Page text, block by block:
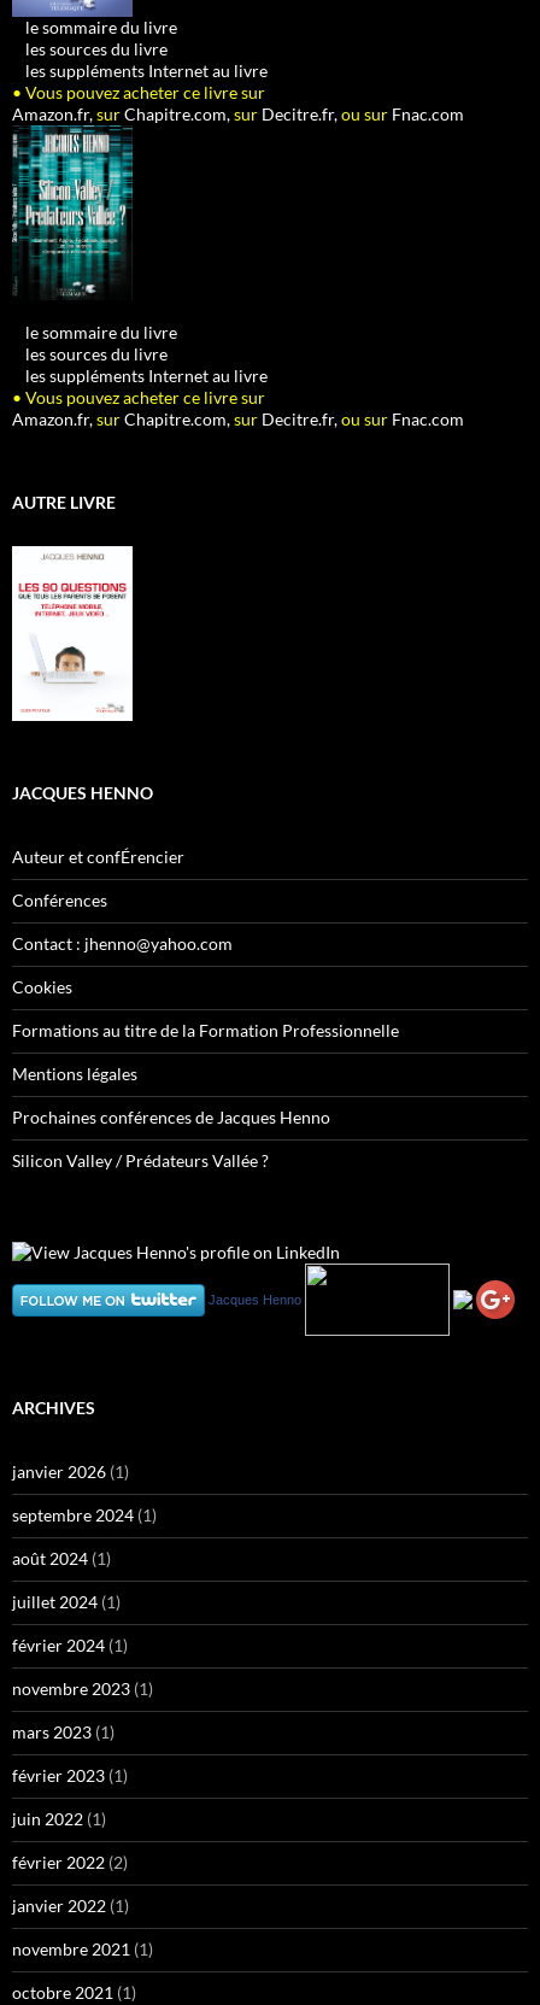
le sommaire du livre
les sources du livre
les suppléments Internet au livre
• Vous pouvez acheter ce livre sur
Amazon.fr,surChapitre.com,sur Decitre.fr,ou sur Fnac.com
le sommaire du livre
les sources du livre
les suppléments Internet au livre
• Vous pouvez acheter ce livre sur
Amazon.fr,surChapitre.com,sur Decitre.fr,ou sur Fnac.com
AUTRE LIVRE
JACQUES HENNO
Auteur et confÉrencier
Conférences
Contact : jhenno@yahoo.com
Cookies
Formations au titre de la Formation Professionnelle
Mentions légales
Prochaines conférences de Jacques Henno
Silicon Valley / Prédateurs Vallée ?
Jacques Henno
ARCHIVES
janvier 2026 (1)
septembre 2024 (1)
août 2024 (1)
juillet 2024 (1)
février 2024 (1)
novembre 2023 (1)
mars 2023 (1)
février 2023 (1)
juin 2022 (1)
février 2022 (2)
janvier 2022 (1)
novembre 2021 (1)
octobre 2021 (1)